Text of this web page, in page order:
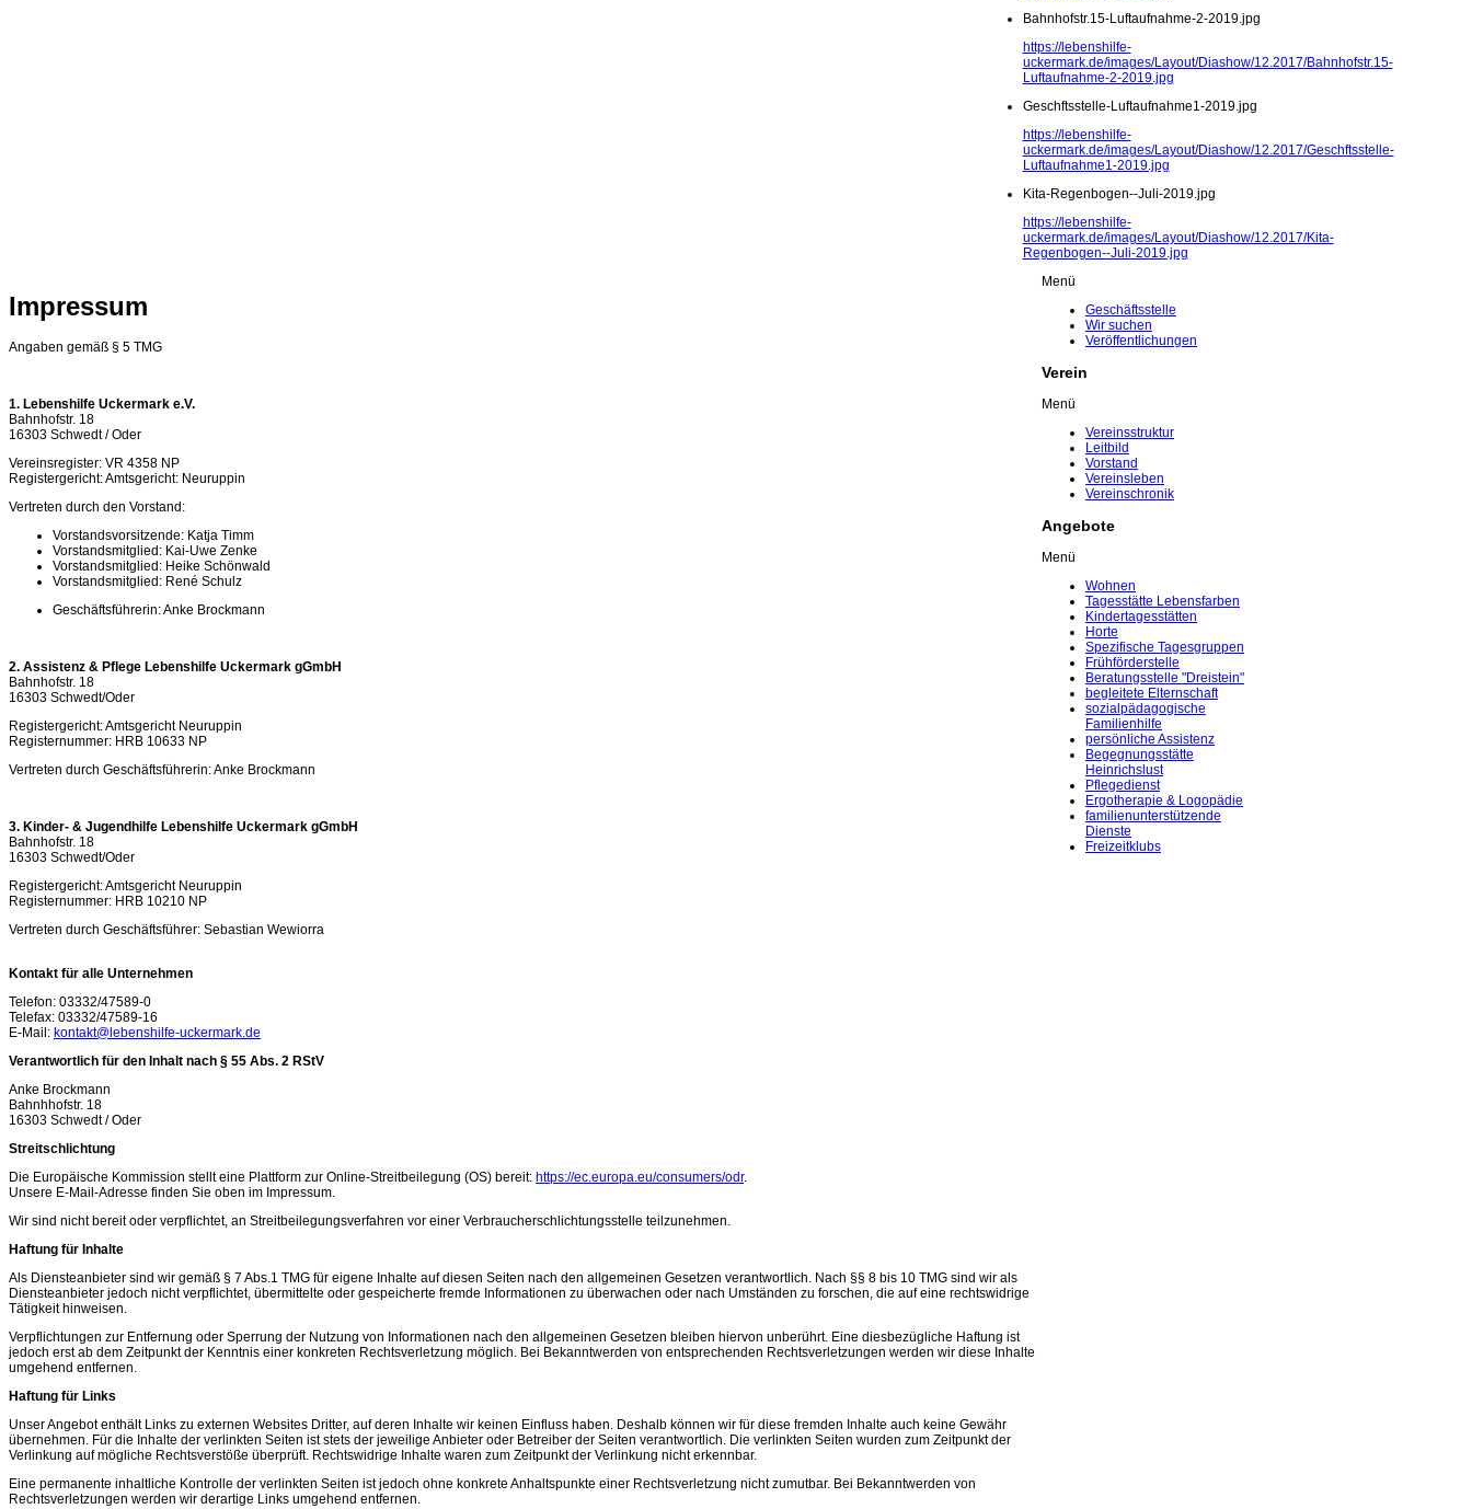
Bahnhofstr.15-Luftaufnahme-2-2019.jpg
https://lebenshilfe-
uckermark.de/images/Layout/Diashow/12.2017/Bahnhofstr.15-
Luftaufnahme-2-2019.jpg
Geschftsstelle-Luftaufnahme1-2019.jpg
https://lebenshilfe-
uckermark.de/images/Layout/Diashow/12.2017/Geschftsstelle-
Luftaufnahme1-2019.jpg
Kita-Regenbogen--Juli-2019.jpg
https://lebenshilfe-
uckermark.de/images/Layout/Diashow/12.2017/Kita-
Regenbogen--Juli-2019.jpg
Impressum
Angaben gemäß § 5 TMG
1. Lebenshilfe Uckermark e.V.
Bahnhofstr. 18
16303 Schwedt / Oder
Vereinsregister: VR 4358 NP
Registergericht: Amtsgericht: Neuruppin
Vertreten durch den Vorstand:
Vorstandsvorsitzende: Katja Timm
Vorstandsmitglied: Kai-Uwe Zenke
Vorstandsmitglied: Heike Schönwald
Vorstandsmitglied: René Schulz
Geschäftsführerin: Anke Brockmann
2. Assistenz & Pflege Lebenshilfe Uckermark gGmbH
Bahnhofstr. 18
16303 Schwedt/Oder
Registergericht: Amtsgericht Neuruppin
Registernummer: HRB 10633 NP
Vertreten durch Geschäftsführerin: Anke Brockmann
3. Kinder- & Jugendhilfe Lebenshilfe Uckermark gGmbH
Bahnhofstr. 18
16303 Schwedt/Oder
Registergericht: Amtsgericht Neuruppin
Registernummer: HRB 10210 NP
Vertreten durch Geschäftsführer: Sebastian Wewiorra
Kontakt für alle Unternehmen
Telefon: 03332/47589-0
Telefax: 03332/47589-16
E-Mail: kontakt@lebenshilfe-uckermark.de
Verantwortlich für den Inhalt nach § 55 Abs. 2 RStV
Anke Brockmann
Bahnhhofstr. 18
16303 Schwedt / Oder
Streitschlichtung
Die Europäische Kommission stellt eine Plattform zur Online-Streitbeilegung (OS) bereit: https://ec.europa.eu/consumers/odr.
Unsere E-Mail-Adresse finden Sie oben im Impressum.
Wir sind nicht bereit oder verpflichtet, an Streitbeilegungsverfahren vor einer Verbraucherschlichtungsstelle teilzunehmen.
Haftung für Inhalte
Als Diensteanbieter sind wir gemäß § 7 Abs.1 TMG für eigene Inhalte auf diesen Seiten nach den allgemeinen Gesetzen verantwortlich. Nach §§ 8 bis 10 TMG sind wir als
Diensteanbieter jedoch nicht verpflichtet, übermittelte oder gespeicherte fremde Informationen zu überwachen oder nach Umständen zu forschen, die auf eine rechtswidrige
Tätigkeit hinweisen.
Verpflichtungen zur Entfernung oder Sperrung der Nutzung von Informationen nach den allgemeinen Gesetzen bleiben hiervon unberührt. Eine diesbezügliche Haftung ist
jedoch erst ab dem Zeitpunkt der Kenntnis einer konkreten Rechtsverletzung möglich. Bei Bekanntwerden von entsprechenden Rechtsverletzungen werden wir diese Inhalte
umgehend entfernen.
Haftung für Links
Unser Angebot enthält Links zu externen Websites Dritter, auf deren Inhalte wir keinen Einfluss haben. Deshalb können wir für diese fremden Inhalte auch keine Gewähr
übernehmen. Für die Inhalte der verlinkten Seiten ist stets der jeweilige Anbieter oder Betreiber der Seiten verantwortlich. Die verlinkten Seiten wurden zum Zeitpunkt der
Verlinkung auf mögliche Rechtsverstöße überprüft. Rechtswidrige Inhalte waren zum Zeitpunkt der Verlinkung nicht erkennbar.
Eine permanente inhaltliche Kontrolle der verlinkten Seiten ist jedoch ohne konkrete Anhaltspunkte einer Rechtsverletzung nicht zumutbar. Bei Bekanntwerden von
Rechtsverletzungen werden wir derartige Links umgehend entfernen.
Menü
Geschäftsstelle
Wir suchen
Veröffentlichungen
Verein
Menü
Vereinsstruktur
Leitbild
Vorstand
Vereinsleben
Vereinschronik
Angebote
Menü
Wohnen
Tagesstätte Lebensfarben
Kindertagesstätten
Horte
Spezifische Tagesgruppen
Frühförderstelle
Beratungsstelle "Dreistein"
begleitete Elternschaft
sozialpädagogische
Familienhilfe
persönliche Assistenz
Begegnungsstätte
Heinrichslust
Pflegedienst
Ergotherapie & Logopädie
familienunterstützende
Dienste
Freizeitklubs